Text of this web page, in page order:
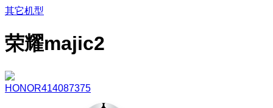
其它机型
荣耀majic2
HONOR414087375